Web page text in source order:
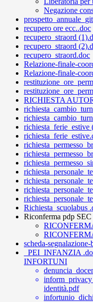
Negazione
recupero ore ecc..doc
recupero_straord
recupero_straord
recupero_straord.doc
Relazione-finale-
Relazione-finale-
RICHIESTA
richiesta_ferie_estive
Richiesta_scuolabus
Riconferma pdp
scheda-
_PEI_INFANZIA
INFORTUNI
identità.pdf